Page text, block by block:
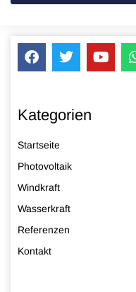
Kategorien
Startseite
Photovoltaik
Windkraft
Wasserkraft
Referenzen
Kontakt